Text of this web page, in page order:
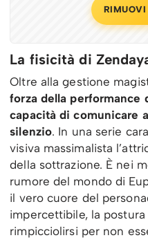
La fisicità di
Oltre alla gestione
forza della performance
capacità di comunicare
silenzio. In una serie
visiva massimalista
della sottrazione. È nei
rumore del mondo di
il vero cuore del
impercettibile, la
rimpicciolirsi per non